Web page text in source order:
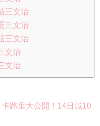
三文治
三文治
三文治
文治
文治
路里大公開！14日減10